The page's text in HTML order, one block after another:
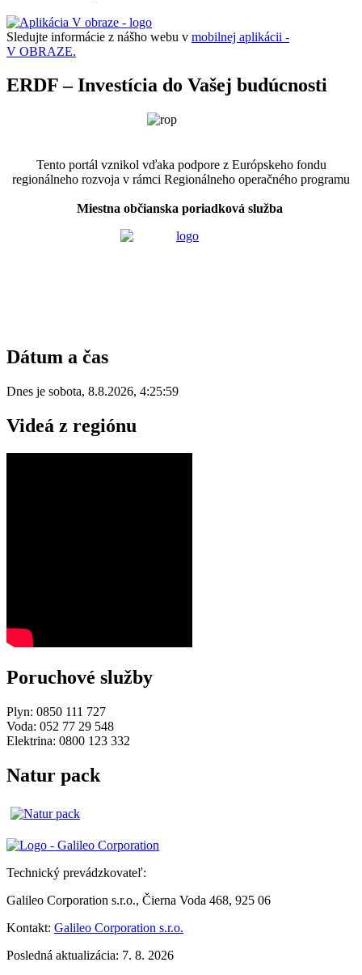
Sledujte informácie z nášho webu v mobilnej aplikácii -
V OBRAZE.
ERDF – Investícia do Vašej budúcnosti
Tento portál vznikol vďaka podpore z Európskeho fondu
regionálneho rozvoja v rámci Regionálneho operačného programu
Miestna občianska poriadková služba
Dátum a čas
Dnes je sobota, 8.8.2026, 4:25:59
Videá z regiónu
Poruchové služby
Plyn: 0850 111 727
Voda: 052 77 29 548
Elektrina: 0800 123 332
Natur pack
Technický prevádzkovateľ:
Galileo Corporation s.r.o., Čierna Voda 468, 925 06
Kontakt: Galileo Corporation s.r.o.
Posledná aktualizácia: 7. 8. 2026